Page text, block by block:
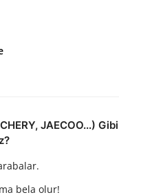
JAECOO...) Gibi
bela olur!